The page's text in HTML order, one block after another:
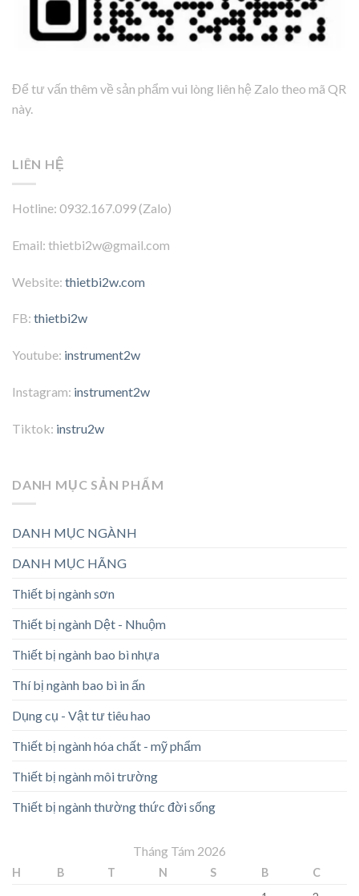
Để tư vấn thêm về sản phẩm vui lòng liên hệ Zalo theo mã QR
này.
LIÊN HỆ
Hotline: 0932.167.099 (Zalo)
Email: thietbi2w@gmail.com
Website: thietbi2w.com
FB: thietbi2w
Youtube: instrument2w
Instagram: instrument2w
Tiktok: instru2w
DANH MỤC SẢN PHẨM
DANH MỤC NGÀNH
DANH MỤC HÃNG
Thiết bị ngành sơn
Thiết bị ngành Dệt - Nhuộm
Thiết bị ngành bao bì nhựa
Thí bị ngành bao bì in ấn
Dụng cụ - Vật tư tiêu hao
Thiết bị ngành hóa chất - mỹ phẩm
Thiết bị ngành môi trường
Thiết bị ngành thường thức đời sống
Tháng Tám 2026
H B T N S B
C